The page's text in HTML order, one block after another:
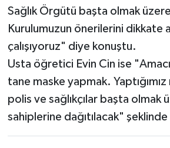
Sağlık Örgütü başta olmak
Kurulumuzun önerilerini dikkate
çalışıyoruz" diye konuştu.
Usta öğretici Evin Cin ise
tane maske yapmak.
polis ve sağlıkçılar başta olmak
sahiplerine dağıtılacak"